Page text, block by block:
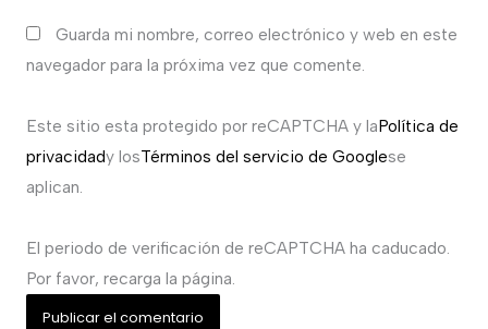
Guarda mi nombre, correo electrónico y web en este
navegador para la próxima vez que comente.
Este sitio esta protegido por reCAPTCHA y laPolítica de
privacidady losTérminos del servicio de Googlese
aplican.
El periodo de verificación de reCAPTCHA ha caducado.
Por favor, recarga la página.